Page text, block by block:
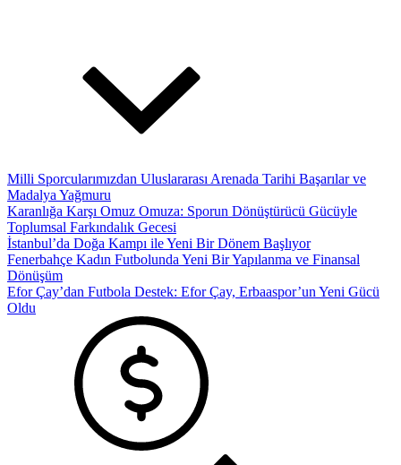
Milli Sporcularımızdan Uluslararası Arenada Tarihi Başarılar ve
Madalya Yağmuru
Karanlığa Karşı Omuz Omuza: Sporun Dönüştürücü Gücüyle
Toplumsal Farkındalık Gecesi
İstanbul’da Doğa Kampı ile Yeni Bir Dönem Başlıyor
Fenerbahçe Kadın Futbolunda Yeni Bir Yapılanma ve Finansal
Dönüşüm
Efor Çay’dan Futbola Destek: Efor Çay, Erbaaspor’un Yeni Gücü
Oldu